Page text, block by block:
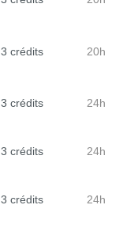
3 crédits 20h
3 crédits 24h
3 crédits 24h
3 crédits 24h